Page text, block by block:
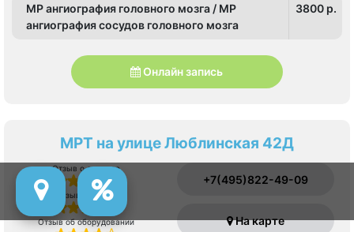
МР ангиография головного мозга / МР
ангиография сосудов головного мозга
3800 p.
Онлайн запись
МРТ на улице Люблинская 42Д
Отзыв о сервисе
Отзыв о врачах
Отзыв об оборудовании
+7(495)822-49-09
На карте